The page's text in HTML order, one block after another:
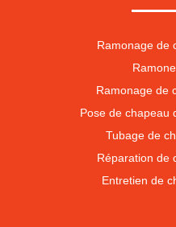
Ramonage de
Ramonage de
Pose de chapeau
Tubage de
Réparation de
Entretien de